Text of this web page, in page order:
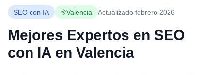
SEO con IA Valencia Actualizado febrero 2026
Mejores Expertos en SEO
con IA en Valencia